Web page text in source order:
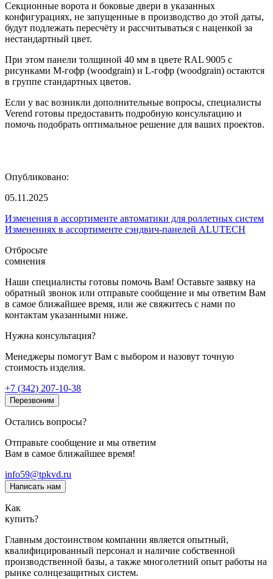
Секционные ворота и боковые двери в указанных
конфигурациях, не запущенные в производство до этой даты,
будут подлежать пересчёту и рассчитываться с наценкой за
нестандартный цвет.
При этом панели толщиной 40 мм в цвете RAL 9005 с
рисунками M-гофр (woodgrain) и L-гофр (woodgrain) остаются
в группе стандартных цветов.
Если у вас возникли дополнительные вопросы, специалисты
Verend готовы предоставить подробную консультацию и
помочь подобрать оптимальное решение для ваших проектов.
Опубликовано:
05.11.2025
Изменения в ассортименте автоматики для роллетных систем
Изменениях в ассортименте сэндвич-панелей ALUTECH
Отбросьте
сомнения
Наши специалисты готовы помочь Вам! Оставьте заявку на
обратный звонок или отправьте сообщение и мы ответим Вам
в самое ближайшее время, или же свяжитесь с нами по
контактам указанными ниже.
Нужна консультация?
Менеджеры помогут Вам с выбором и назовут точную
стоимость изделия.
+7 (342) 207-10-38
Перезвоним
Остались вопросы?
Отправьте сообщение и мы ответим
Вам в самое ближайшее время!
info59@tpkvd.ru
Написать нам
Как
купить?
Главным достоинством компании является опытный,
квалифицированный персонал и наличие собственной
производственной базы, а также многолетний опыт работы на
рынке солнцезащитных систем.